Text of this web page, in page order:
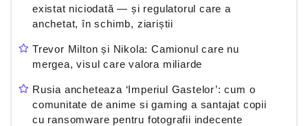
existat niciodată — și regulatorul care a
anchetat, în schimb, ziariștii
Trevor Milton și Nikola: Camionul care nu
mergea, visul care valora miliarde
Rusia ancheteaza ‘Imperiul Gastelor’: cum o
comunitate de anime si gaming a santajat copii
cu ransomware pentru fotografii indecente